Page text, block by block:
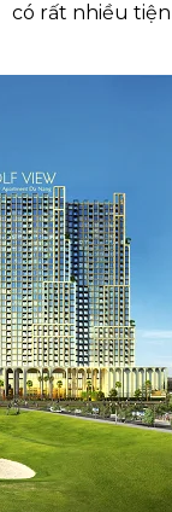
có rất nhiều